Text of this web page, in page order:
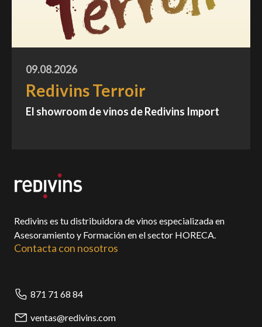
09.08.2026
Redivins Terroir
El showroom de vinos de Redivins Import
Redivins es tu distribuidora de vinos especializada en
Asesoramiento y Formación en el sector HORECA.
Contacta con nosotros
871 71 68 84
ventas@redivins.com